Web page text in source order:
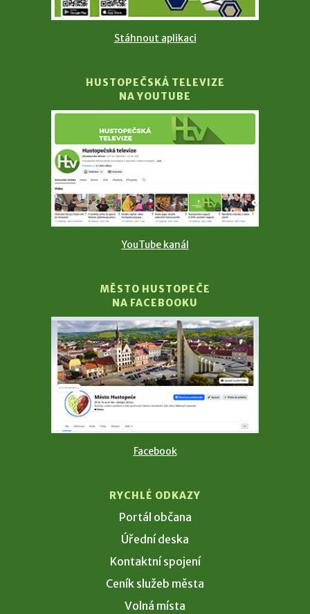
Stáhnout aplikaci
HUSTOPEČSKÁ TELEVIZE
NA YOUTUBE
YouTube kanál
MĚSTO HUSTOPEČE
NA FACEBOOKU
Facebook
RYCHLÉ ODKAZY
Portál občana
Úřední deska
Kontaktní spojení
Ceník služeb města
Volná místa